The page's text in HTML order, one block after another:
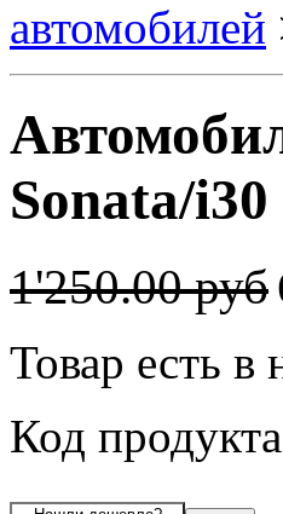
автомобилей
Sonata/i30
1'250.00 руб
Товар есть в
Код